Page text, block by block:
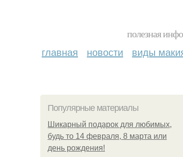
полезная
главная новости виды
Популярные материалы
Шикарный подарок для любимых,
будь то 14 февраля, 8 марта или
день рождения!